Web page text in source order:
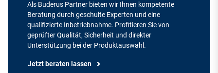
Als Buderus Partner bieten wir Ihnen kompetente
Beratung durch geschulte Experten und eine
qualifizierte Inbetriebnahme. Profitieren Sie von
geprüfter Qualität, Sicherheit und direkter
Unterstützung bei der Produktauswahl.
Jetzt beraten lassen